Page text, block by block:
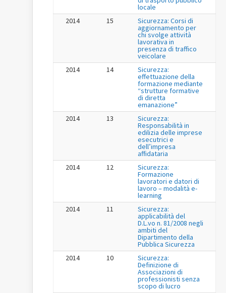
locale
2014
15 Sicurezza: Corsi di
aggiornamento per
chi svolge attività
lavorativa in
presenza di traffico
veicolare
2014
14 Sicurezza:
effettuazione della
formazione mediante
“strutture formative
di diretta
emanazione”
2014
13 Sicurezza:
Responsabilità in
edilizia delle imprese
esecutrici e
dell’impresa
affidataria
2014
12 Sicurezza:
Formazione
lavoratori e datori di
lavoro – modalità e-
learning
2014
11 Sicurezza:
applicabilità del
D.L.vo n. 81/2008 negli
ambiti del
Dipartimento della
Pubblica Sicurezza
2014
10 Sicurezza:
Definizione di
Associazioni di
professionisti senza
scopo di lucro